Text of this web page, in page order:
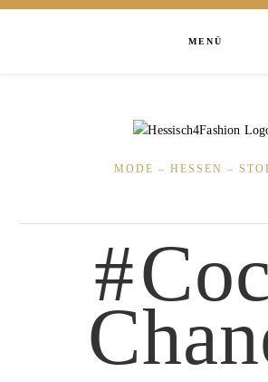
MENÜ
MODE – HESSEN –